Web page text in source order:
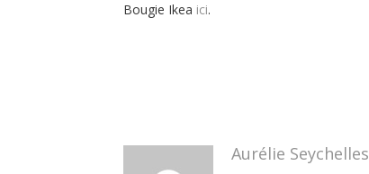
Bougie Ikea ici.
Aurélie Seychelles